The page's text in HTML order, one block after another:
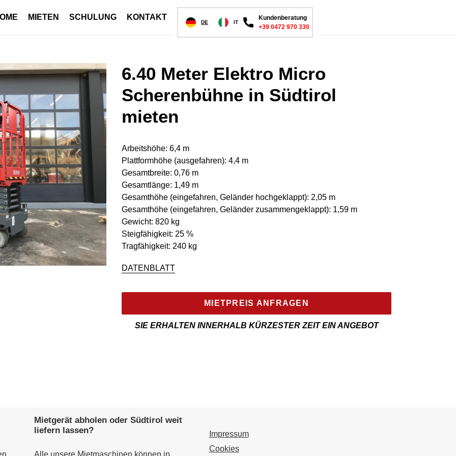
MIETEN SCHULUNG KONTAKT
DE IT
Kundenberatung
+39 0472 970 330
6.40 Meter Elektro Micro
Scherenbühne in Südtirol
mieten
Arbeitshöhe: 6,4 m
Plattformhöhe (ausgefahren): 4,4 m
Gesamtbreite: 0,76 m
Gesamtlänge: 1,49 m
Gesamthöhe (eingefahren, Geländer hochgeklappt): 2,05 m
Gesamthöhe (eingefahren, Geländer zusammengeklappt): 1,59 m
Gewicht: 820 kg
Steigfähigkeit: 25 %
Tragfähigkeit: 240 kg
DATENBLATT
MIETPREIS ANFRAGEN
SIE ERHALTEN INNERHALB KÜRZESTER ZEIT EIN ANGEBOT
Mietgerät abholen oder Südtirol weit
liefern lassen?
Impressum
Cookies